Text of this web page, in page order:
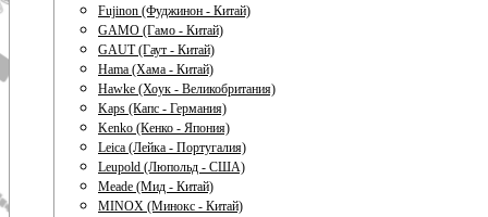
Fujinon (Фуджинон - Китай)
GAMO (Гамо - Китай)
GAUT (Гаут - Китай)
Hama (Хама - Китай)
Hawke (Хоук - Великобритания)
Kaps (Капс - Германия)
Kenko (Кенко - Япония)
Leica (Лейка - Португалия)
Leupold (Люпольд - США)
Meade (Мид - Китай)
MINOX (Минокс - Китай)